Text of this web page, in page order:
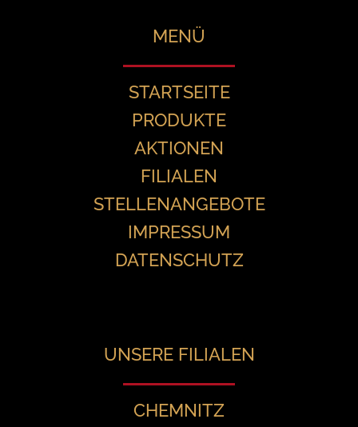
MENÜ
STARTSEITE
PRODUKTE
AKTIONEN
FILIALEN
STELLENANGEBOTE
IMPRESSUM
DATENSCHUTZ
UNSERE FILIALEN
CHEMNITZ